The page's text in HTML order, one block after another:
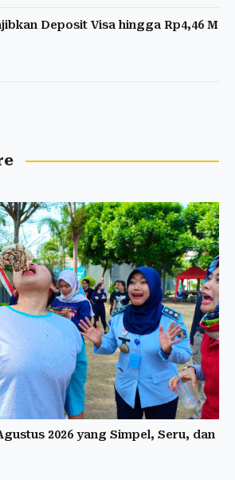
Deposit Visa hingga Rp4,46 M
2026 yang Simpel, Seru, dan